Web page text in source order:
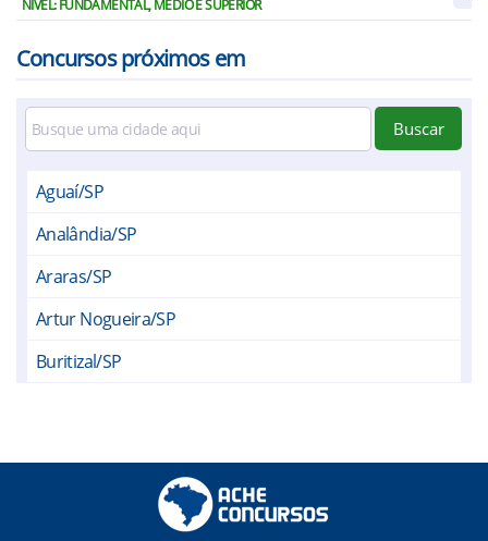
NÍVEL: FUNDAMENTAL, MÉDIO E SUPERIOR
Concursos próximos em
Buscar
Aguaí/SP
Analândia/SP
Araras/SP
Artur Nogueira/SP
Buritizal/SP